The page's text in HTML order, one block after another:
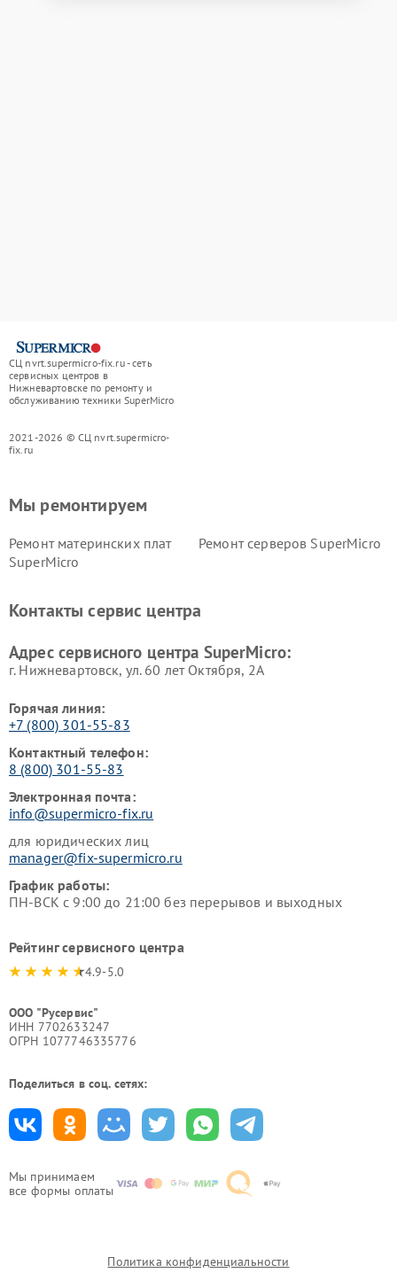
СЦ nvrt.supermicro-fix.ru - сеть
сервисных центров в
Нижневартовске по ремонту и
обслуживанию техники SuperMicro
2021-2026 © СЦ nvrt.supermicro-
fix.ru
Мы принимаем
все формы оплаты
Мы ремонтируем
Ремонт материнских плат
SuperMicro
Ремонт серверов SuperMicro
Контакты сервис центра
Адрес сервисного центра SuperMicro:
г. Нижневартовск, ул. 60 лет Октября, 2А
Горячая линия:
+7 (800) 301-55-83
Контактный телефон:
8 (800) 301-55-83
Электронная почта:
info@supermicro-fix.ru
для юридических лиц
manager@fix-supermicro.ru
График работы:
ПН-ВСК с 9:00 до 21:00 без перерывов и выходных
Рейтинг сервисного центра
4.9-5.0
ООО "Русервис"
ИНН 7702633247
ОГРН 1077746335776
Поделиться в соц. сетях:
Политика конфиденциальности